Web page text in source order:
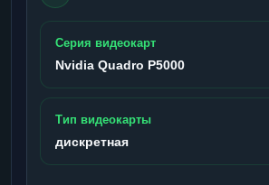
Серия видеокарт
Nvidia Quadro P5000
Тип видеокарты
дискретная